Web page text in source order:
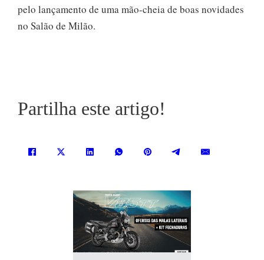
pelo lançamento de uma mão-cheia de boas novidades
no Salão de Milão.
Partilha este artigo!